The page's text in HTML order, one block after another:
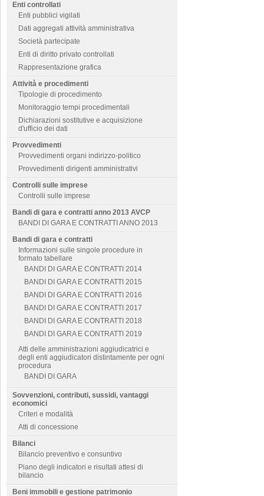
Enti controllati
Enti pubblici vigilati
Dati aggregati attività amministrativa
Società partecipate
Enti di diritto privato controllati
Rappresentazione grafica
Attività e procedimenti
Tipologie di procedimento
Monitoraggio tempi procedimentali
Dichiarazioni sostitutive e acquisizione
d'ufficio dei dati
Provvedimenti
Provvedimenti organi indirizzo-politico
Provvedimenti dirigenti amministrativi
Controlli sulle imprese
Controlli sulle imprese
Bandi di gara e contratti anno 2013 AVCP
BANDI DI GARA E CONTRATTI ANNO 2013
Bandi di gara e contratti
Informazioni sulle singole procedure in
formato tabellare
BANDI DI GARA E CONTRATTI 2014
BANDI DI GARA E CONTRATTI 2015
BANDI DI GARA E CONTRATTI 2016
BANDI DI GARA E CONTRATTI 2017
BANDI DI GARA E CONTRATTI 2018
BANDI DI GARA E CONTRATTI 2019
Atti delle amministrazioni aggiudicatrici e
degli enti aggiudicatori distintamente per ogni
procedura
BANDI DI GARA
Sovvenzioni, contributi, sussidi, vantaggi
economici
Criteri e modalità
Atti di concessione
Bilanci
Bilancio preventivo e consuntivo
Piano degli indicatori e risultati attesi di
bilancio
Beni immobili e gestione patrimonio